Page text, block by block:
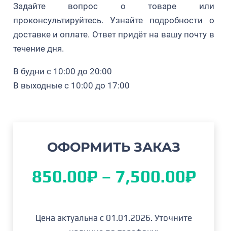
* – магний в хелатном соединении
Внимание! Перед применением хелатного
рекомендуем проконсультироваться с
специалистами Питомника Голубика Плантс.
Задайте вопрос о товаре или
проконсультируйтесь. Узнайте подробности о
доставке и оплате. Ответ придёт на вашу почту в
течение дня.
В будни с 10:00 до 20:00
В выходные с 10:00 до 17:00
ОФОРМИТЬ ЗАКАЗ
850.00₽ – 7,500.00₽
Цена актуальна с 01.01.2026. Уточните